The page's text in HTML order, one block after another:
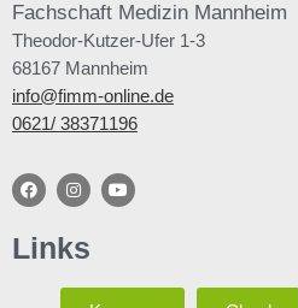
Fachschaft Medizin Mannheim
Theodor-Kutzer-Ufer 1-3
68167 Mannheim
info@fimm-online.de
0621/ 38371196
Links